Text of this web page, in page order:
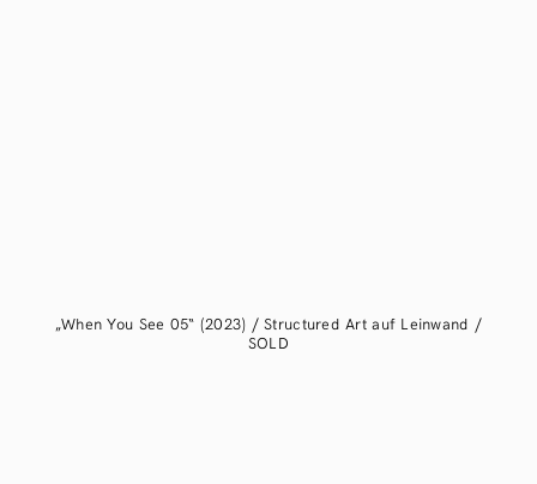
„When You See 05“ (2023) / Structured Art auf Leinwand /
SOLD